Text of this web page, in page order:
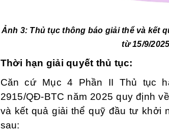
Ảnh 3: Thủ tục thông báo giải thể và kết
từ 15/9/
Thời hạn giải quyết thủ tục:
Căn cứ Mục 4 Phần II Thủ tục
2915/QĐ-BTC năm 2025 quy định
và kết quả giải thể quỹ đầu tư khởi
sau: